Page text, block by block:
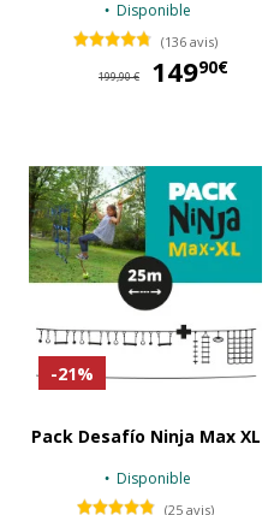
Disponible
(136 avis)
199,90 € 14990€
-21%
Pack Desafío Ninja Max XL
Disponible
(25 avis)